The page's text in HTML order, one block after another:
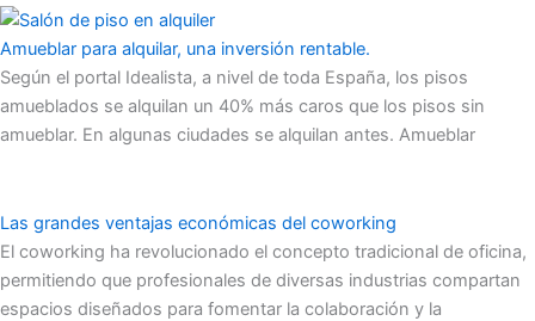
Amueblar para alquilar, una inversión rentable.
Según el portal Idealista, a nivel de toda España, los pisos
amueblados se alquilan un 40% más caros que los pisos sin
amueblar. En algunas ciudades se alquilan antes. Amueblar
Las grandes ventajas económicas del coworking
El coworking ha revolucionado el concepto tradicional de oficina,
permitiendo que profesionales de diversas industrias compartan
espacios diseñados para fomentar la colaboración y la